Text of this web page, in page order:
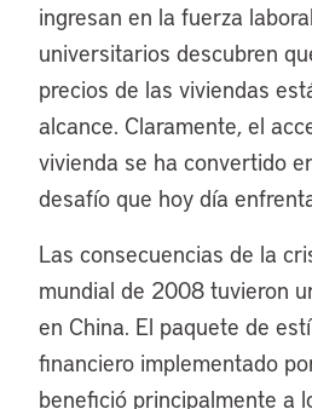
ingresan en la fuerza
universitarios descubren
precios de las viviendas
alcance. Claramente, el
vivienda se ha convertido
desafío que hoy día
Las consecuencias de la
mundial de 2008 tuvieron
en China. El paquete de
financiero implementado
benefició principalmente a